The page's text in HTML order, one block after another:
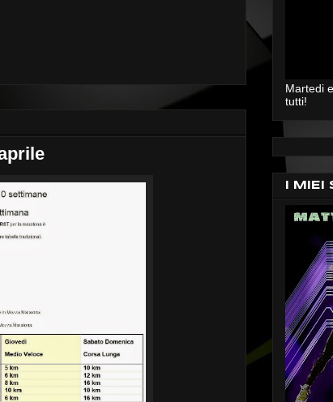
Martedi
tutti!
I MIEI